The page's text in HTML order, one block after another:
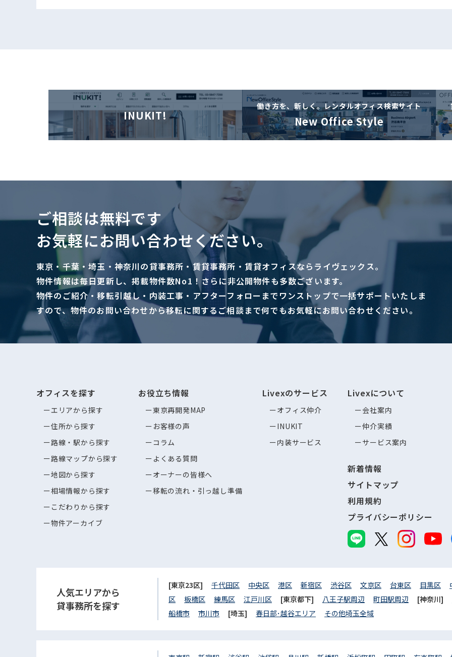
INUKIT!
働き方を、新しく。レンタルオフィス検索サイト
New Office Style
ご相談は無料です
お気軽にお問い合わせください。
東京・千葉・埼玉・神奈川の貸事務所・賃貸事務所・賃貸オフィスならライヴェックス。
物件情報は毎日更新し、掲載物件数No1！さらに非公開物件も多数ございます。
物件のご紹介・移転引越し・内装工事・アフターフォローまでワンストップで一括サポートいたしま
すので、物件のお問い合わせから移転に関するご相談まで何でもお気軽にお問い合わせください。
オフィスを探す
エリアから探す
住所から探す
路線・駅から探す
路線マップから探す
地図から探す
相場情報から探す
こだわりから探す
物件アーカイブ
お役立ち情報
東京再開発MAP
お客様の声
コラム
よくある質問
オーナーの皆様へ
移転の流れ・引っ越し準備
Livexのサービス
オフィス仲介
INUKIT
内装サービス
Livexについて
会社案内
仲介実績
サービス案内
新着情報
サイトマップ
利用規約
プライバシーポリシー
人気エリアから
貸事務所を探す
[東京23区] 千代田区 中央区 港区 新宿区 渋谷区 文京区 台東区 目黒区
区
板橋区 練馬区 江戸川区 [東京都下] 八王子駅周辺 町田駅周辺 [神奈川]
船橋市
市川市 [埼玉] 春日部･越谷エリア その他埼玉全域